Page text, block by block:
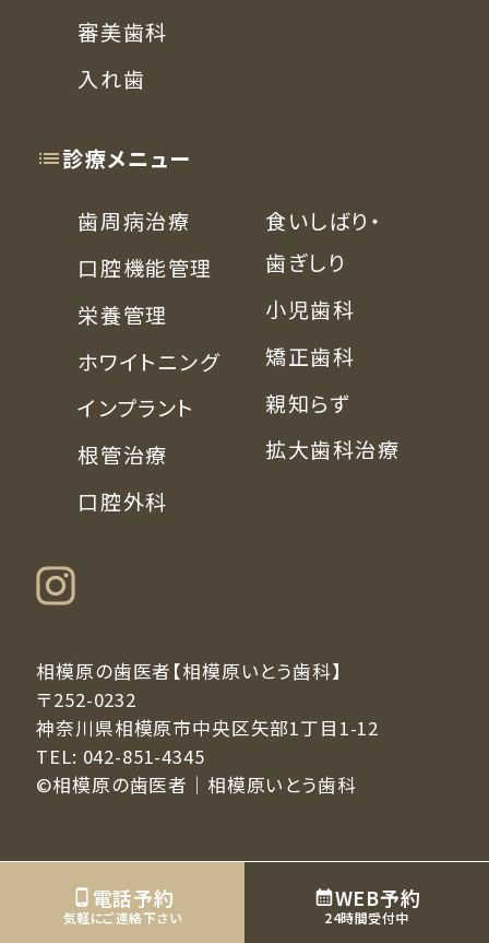
審美歯科
入れ歯
診療メニュー
歯周病治療
口腔機能管理
栄養管理
ホワイトニング
インプラント
根管治療
口腔外科
食いしばり・
歯ぎしり
小児歯科
矯正歯科
親知らず
拡大歯科治療
相模原の歯医者【相模原いとう歯科】
〒252-0232
神奈川県相模原市中央区矢部1丁目1-12
TEL: 042-851-4345
©相模原の歯医者｜相模原いとう歯科
電話予約
気軽にご連絡下さい
WEB予約
24時間受付中